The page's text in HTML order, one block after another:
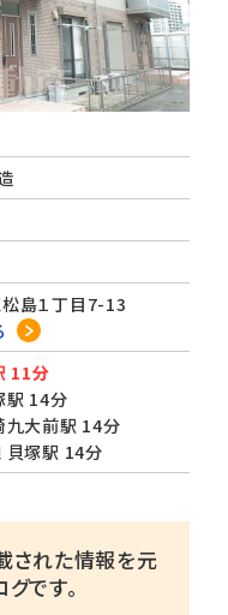
島１丁目7-13
11分
駅 14分
九大前駅 14分
貝塚駅 14分
された情報を元
です。